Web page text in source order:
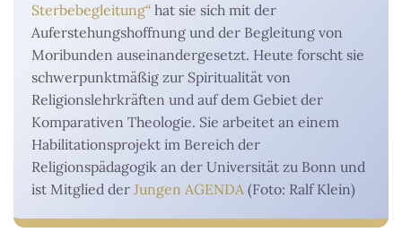
Sterbebegleitung“ hat sie sich mit der
Auferstehungshoffnung und der Begleitung von
Moribunden auseinandergesetzt. Heute forscht sie
schwerpunktmäßig zur Spiritualität von
Religionslehrkräften und auf dem Gebiet der
Komparativen Theologie. Sie arbeitet an einem
Habilitationsprojekt im Bereich der
Religionspädagogik an der Universität zu Bonn und
ist Mitglied der Jungen AGENDA (Foto: Ralf Klein)